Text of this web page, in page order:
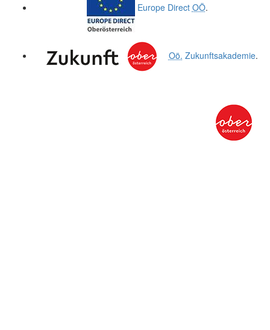
Europe Direct OÖ.
Oö. Zukunftsakademie.